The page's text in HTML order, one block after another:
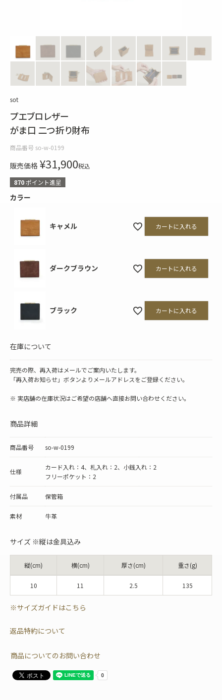
sot
プエブロレザー
がま口 二つ折り財布
商品番号 so-w-0199
販売価格 ¥31,900税込
870ポイント進呈
カラー
キャメル カートに入れる
ダークブラウン カートに入れる
ブラック カートに入れる
在庫について
完売の際、再入荷はメールでご案内いたします。
「再入荷お知らせ」ボタンよりメールアドレスをご登録ください。
※ 実店舗の在庫状況はご希望の店舗へ直接お問い合わせください。
商品詳細
商品番号 so-w-0199
仕様
カード入れ：4、札入れ：2、小銭入れ：2
フリーポケット：2
付属品 保管箱
素材 牛革
サイズ ※縦は金具込み
縦(cm) 横(cm) 厚さ(cm) 重さ(g)
10 11 2.5 135
※サイズガイドはこちら
返品特約について
商品についてのお問い合わせ